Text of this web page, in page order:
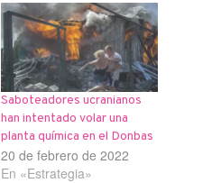
Saboteadores ucranianos
han intentado volar una
planta química en el Donbas
20 de febrero de 2022
En «Estrategia»